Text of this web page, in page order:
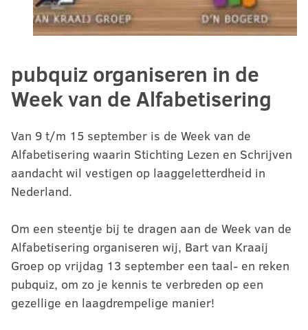
pubquiz organiseren in de
Week van de Alfabetisering
Van 9 t/m 15 september is de Week van de
Alfabetisering waarin Stichting Lezen en Schrijven
aandacht wil vestigen op laaggeletterdheid in
Nederland.
Om een steentje bij te dragen aan de Week van de
Alfabetisering organiseren wij, Bart van Kraaij
Groep op vrijdag 13 september een taal- en reken
pubquiz, om zo je kennis te verbreden op een
gezellige en laagdrempelige manier!